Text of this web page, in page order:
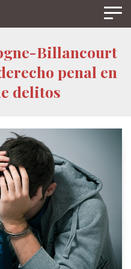
Billancourt
penal en
delitos